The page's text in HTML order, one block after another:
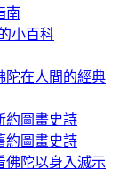
南
小百科
陀在人間的經典
約圖畫史詩
約圖畫史詩
佛陀以身入滅示